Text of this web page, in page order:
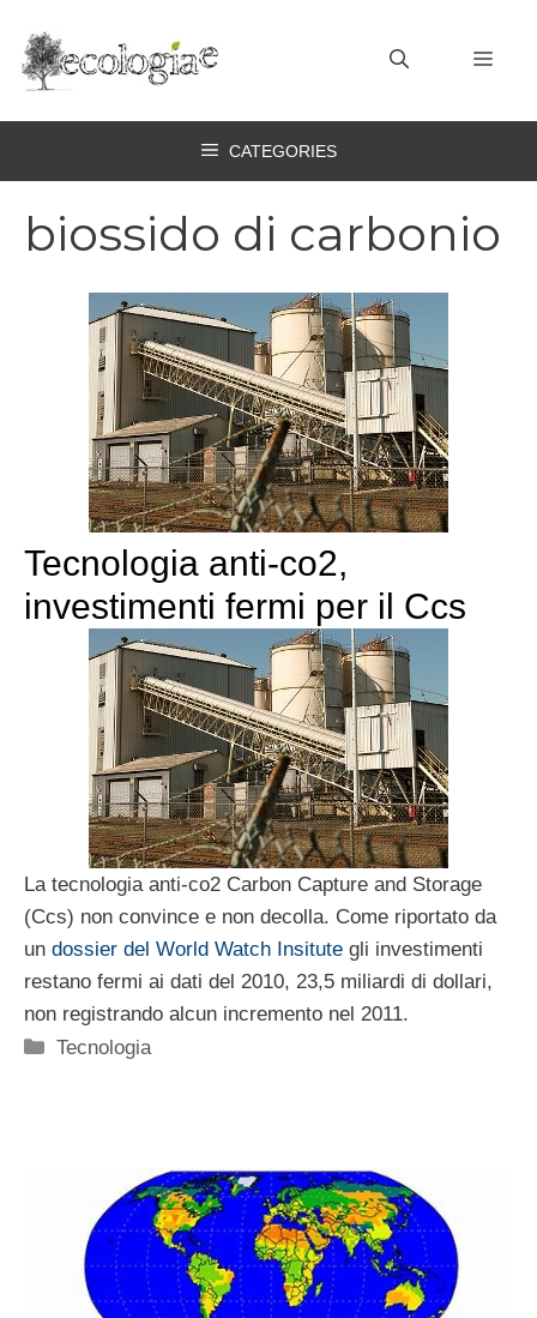
contenuto
CATEGORIES
biossido di carbonio
Tecnologia anti-co2,
investimenti fermi per il Ccs
La tecnologia anti-co2 Carbon Capture and Storage
(Ccs) non convince e non decolla. Come riportato da
un dossier del World Watch Insitute gli investimenti
restano fermi ai dati del 2010, 23,5 miliardi di dollari,
non registrando alcun incremento nel 2011.
Categorie
Tecnologia